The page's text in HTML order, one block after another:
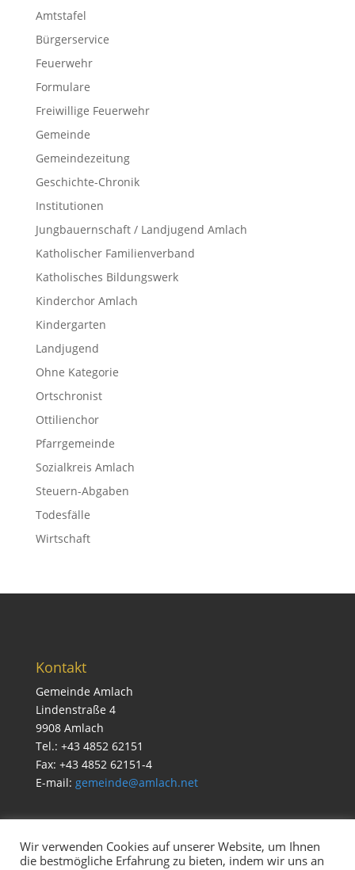
Amtstafel
Bürgerservice
Feuerwehr
Formulare
Freiwillige Feuerwehr
Gemeinde
Gemeindezeitung
Geschichte-Chronik
Institutionen
Jungbauernschaft / Landjugend Amlach
Katholischer Familienverband
Katholisches Bildungswerk
Kinderchor Amlach
Kindergarten
Landjugend
Ohne Kategorie
Ortschronist
Ottilienchor
Pfarrgemeinde
Sozialkreis Amlach
Steuern-Abgaben
Todesfälle
Wirtschaft
Kontakt
Gemeinde Amlach
Lindenstraße 4
9908 Amlach
Tel.: +43 4852 62151
Fax: +43 4852 62151-4
E-mail: gemeinde@amlach.net
Service
Wir verwenden Cookies auf unserer Website, um Ihnen
die bestmögliche Erfahrung zu bieten, indem wir uns an